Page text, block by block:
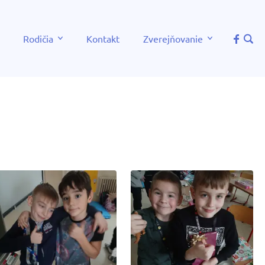
Rodičia Kontakt Zverejňovanie